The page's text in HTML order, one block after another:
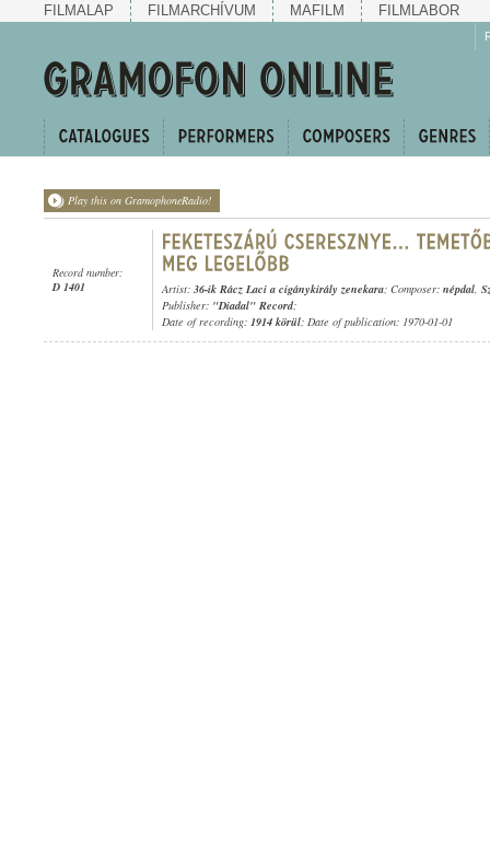
FILMALAP FILMARCHÍVUM MAFILM FILMLABOR
Play this on GramophoneRadio!
Record number:
D 1401
Artist: 36-ik Rácz Laci a cigánykirály zenekara; Composer: népdal,
Publisher: "Diadal" Record;
Date of recording: 1914 körül; Date of publication: 1970-01-01